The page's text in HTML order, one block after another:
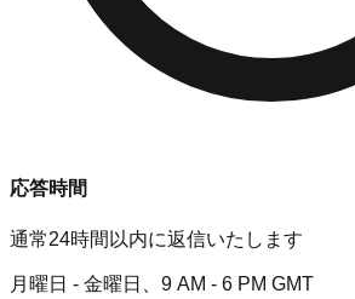
応答時間
通常24時間以内に返信いたします
月曜日 - 金曜日、9 AM - 6 PM GMT